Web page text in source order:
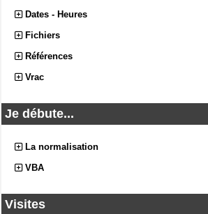
Dates - Heures
Fichiers
Références
Vrac
Je débute...
La normalisation
VBA
Visites